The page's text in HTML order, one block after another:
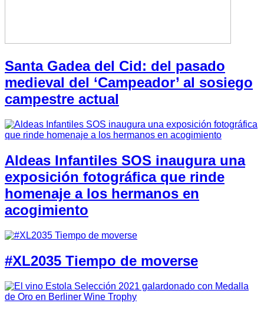
Santa Gadea del Cid: del pasado
medieval del ‘Campeador’ al sosiego
campestre actual
Aldeas Infantiles SOS inaugura una
exposición fotográfica que rinde
homenaje a los hermanos en
acogimiento
#XL2035 Tiempo de moverse